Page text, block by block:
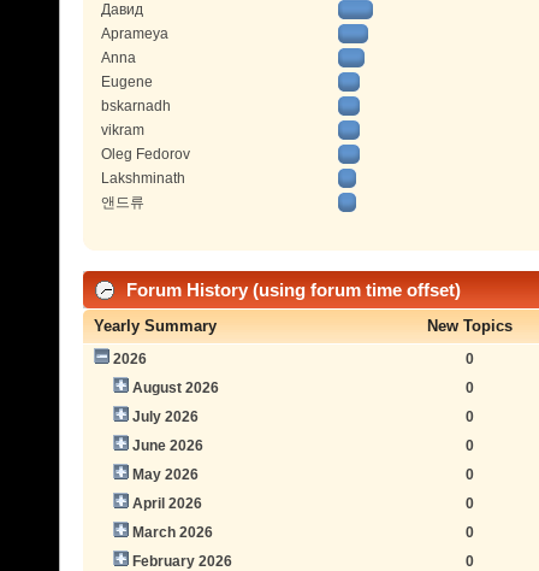
Давид
Aprameya
Anna
Eugene
bskarnadh
vikram
Oleg Fedorov
Lakshminath
앤드류
Forum History (using forum time offset)
Yearly Summary New Topics
2026
0
August 2026
0
July 2026
0
June 2026
0
May 2026
0
April 2026
0
March 2026
0
February 2026
0